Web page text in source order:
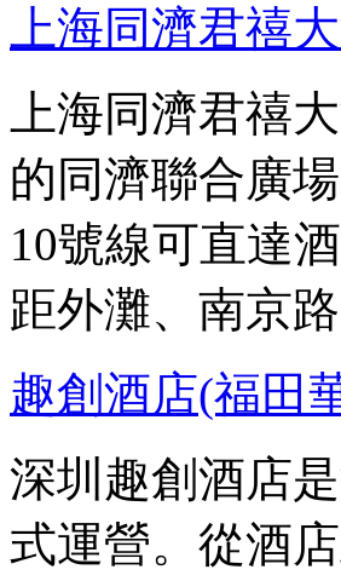
上海同濟君禧
上海同濟君禧
的同濟聯合廣
10號線可直達
距外灘、南京
趣創酒店(福田
深圳趣創酒店
式運營。從酒